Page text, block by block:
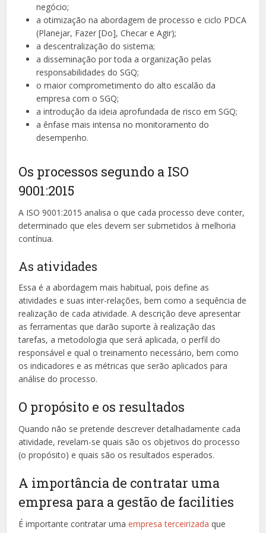
negócio;
a otimização na abordagem de processo e ciclo PDCA
(Planejar, Fazer [Do], Checar e Agir);
a descentralização do sistema;
a disseminação por toda a organização pelas
responsabilidades do SGQ;
o maior comprometimento do alto escalão da
empresa com o SGQ;
a introdução da ideia aprofundada de risco em SGQ;
a ênfase mais intensa no monitoramento do
desempenho.
Os processos segundo a ISO
9001:2015
A ISO 9001:2015 analisa o que cada processo deve conter,
determinado que eles devem ser submetidos à melhoria
contínua.
As atividades
Essa é a abordagem mais habitual, pois define as
atividades e suas inter-relações, bem como a sequência de
realização de cada atividade. A descrição deve apresentar
as ferramentas que darão suporte à realização das
tarefas, a metodologia que será aplicada, o perfil do
responsável e qual o treinamento necessário, bem como
os indicadores e as métricas que serão aplicados para
análise do processo.
O propósito e os resultados
Quando não se pretende descrever detalhadamente cada
atividade, revelam-se quais são os objetivos do processo
(o propósito) e quais são os resultados esperados.
A importância de contratar uma
empresa para a gestão de facilities
É importante contratar umaempresa terceirizada que